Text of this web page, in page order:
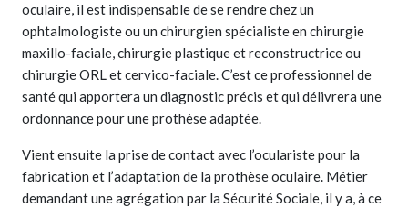
oculaire, il est indispensable de se rendre chez un
ophtalmologiste ou un chirurgien spécialiste en chirurgie
maxillo-faciale, chirurgie plastique et reconstructrice ou
chirurgie ORL et cervico-faciale. C’est ce professionnel de
santé qui apportera un diagnostic précis et qui délivrera une
ordonnance pour une prothèse adaptée.
Vient ensuite la prise de contact avec l’oculariste pour la
fabrication et l’adaptation de la prothèse oculaire. Métier
demandant une agrégation par la Sécurité Sociale, il y a, à ce